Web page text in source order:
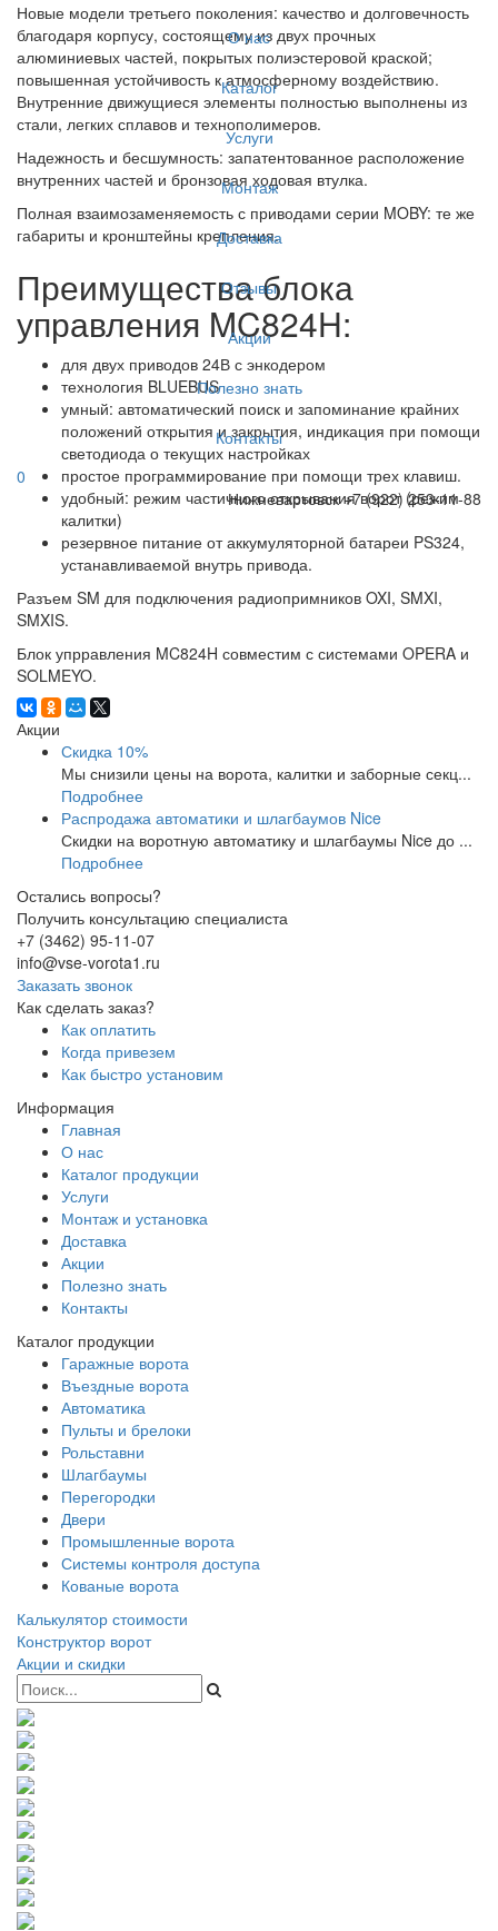
О нас
Каталог
Услуги
Монтаж
Доставка
Отзывы
Акции
Полезно знать
Контакты
0
Нижневартовск+7 (922) 253-11-88
Новые модели третьего поколения: качество и долговечность
благодаря корпусу, состоящему из двух прочных
алюминиевых частей, покрытых полиэстеровой краской;
повышенная устойчивость к атмосферному воздействию.
Внутренние движущиеся элементы полностью выполнены из
стали, легких сплавов и технополимеров.
Надежность и бесшумность: запатентованное расположение
внутренних частей и бронзовая ходовая втулка.
Полная взаимозаменяемость с приводами серии MOBY: те же
габариты и кронштейны крепления.
Преимущества блока
управления MC824H:
для двух приводов 24В с энкодером
технология BLUEBUS
умный: автоматический поиск и запоминание крайних
положений открытия и закрытия, индикация при помощи
светодиода о текущих настройках
простое программирование при помощи трех клавиш.
удобный: режим частичного открывания ворот (режим
калитки)
резервное питание от аккумуляторной батареи PS324,
устанавливаемой внутрь привода.
Разъем SM для подключения радиопримников OXI, SMXI,
SMXIS.
Блок упрравления MC824H совместим с системами OPERA и
SOLMEYO.
Акции
Скидка 10%
Мы снизили цены на ворота, калитки и заборные секц...
Подробнее
Распродажа автоматики и шлагбаумов Nice
Скидки на воротную автоматику и шлагбаумы Nice до ...
Подробнее
Остались вопросы?
Получить консультацию специалиста
+7 (3462) 95-11-07
info@vse-vorota1.ru
Заказать звонок
Как сделать заказ?
Как оплатить
Когда привезем
Как быстро установим
Информация
Главная
О нас
Каталог продукции
Услуги
Монтаж и установка
Доставка
Акции
Полезно знать
Контакты
Каталог продукции
Гаражные ворота
Въездные ворота
Автоматика
Пульты и брелоки
Рольставни
Шлагбаумы
Перегородки
Двери
Промышленные ворота
Системы контроля доступа
Кованые ворота
Калькулятор стоимости
Конструктор ворот
Акции и скидки